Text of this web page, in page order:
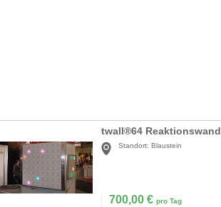
twall®64 Reaktionswand
Standort: Blaustein
700,00 € pro Tag